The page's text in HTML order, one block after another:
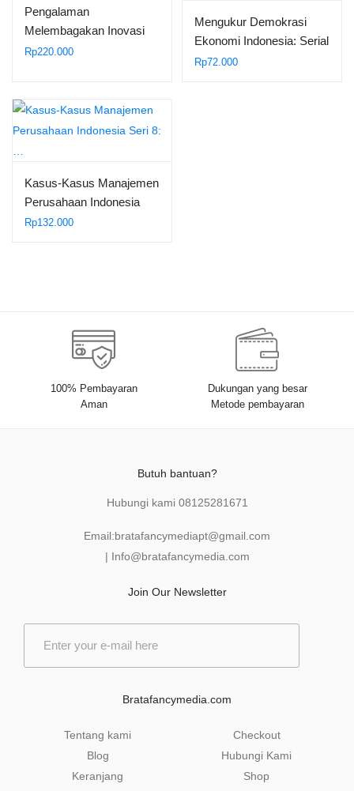
Pengalaman
Melembagakan Inovasi
Rp220.000
Mengukur Demokrasi
Ekonomi Indonesia: Serial
Kasus…
Rp72.000
Kasus-Kasus Manajemen
Perusahaan Indonesia
Seri 8:…
Rp132.000
100% Pembayaran
Aman
Dukungan yang besar
Metode pembayaran
Butuh bantuan?
Hubungi kami 08125281671
Email:bratafancymediapt@gmail.com
| Info@bratafancymedia.com
Join Our Newsletter
Bratafancymedia.com
Tentang kami
Blog
Keranjang
Checkout
Hubungi Kami
Shop